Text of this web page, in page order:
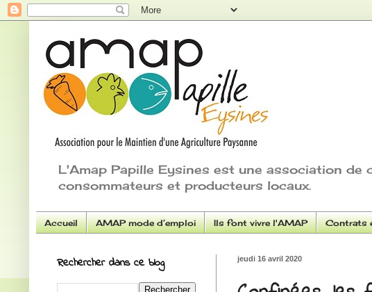
L'Amap Papille Eysines est une association
consommateurs et producteurs locaux.
Accueil AMAP mode d’emploi Ils font vivre l'AMAP Contrats
jeudi 16 avril 2020
Rechercher dans ce blog